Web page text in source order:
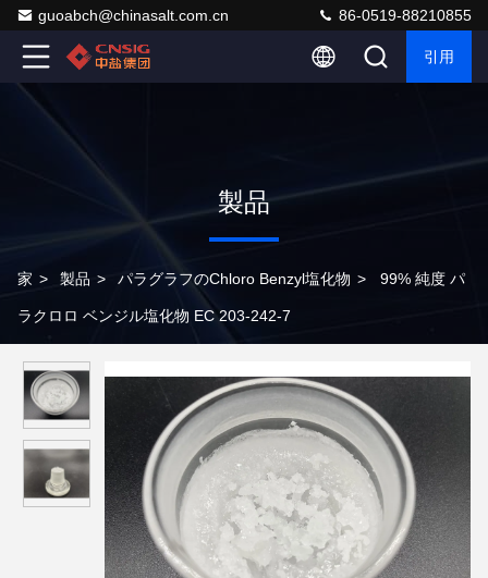
guoabch@chinasalt.com.cn 86-0519-88210855
引用
製品
家 > 製品 > パラグラフのChloro Benzyl塩化物 > 99% 純度 パ
ラクロロ ベンジル塩化物 EC 203-242-7